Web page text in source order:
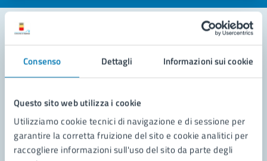
Consenso Dettagli Informazioni sui cookie
Questo sito web utilizza i cookie
Utilizziamo cookie tecnici di navigazione e di sessione per
garantire la corretta fruizione del sito e cookie analitici per
raccogliere informazioni sull'uso del sito da parte degli
Contatta il comune
Leggi le domande frequenti
Richiedi assistenza
Prenota appuntamento